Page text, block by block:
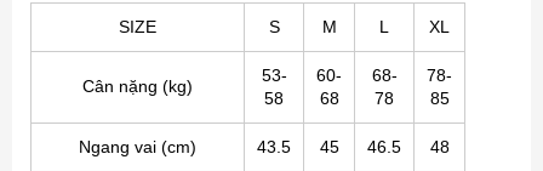
SIZE S M L XL
Cân nặng (kg)
53-
58
60-
68
68-
78
78-
85
Ngang vai (cm) 43.5 45 46.5 48